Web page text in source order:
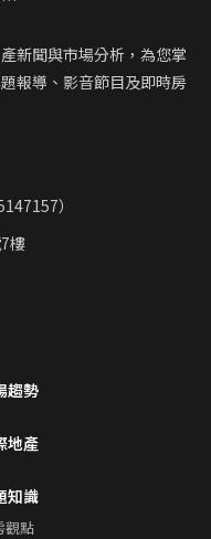
新聞與市場分析，為您掌
報導、影音節目及即時房
）
樓
趨勢
地產
知識
觀點